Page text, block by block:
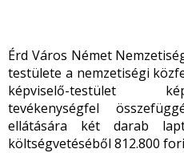
Érd Város Német
testülete a nemzetiségi
képviselő-testület
tevékenységfel
ellátására két darab
költségvetéséből 812.800